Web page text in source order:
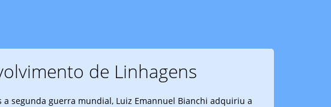
de Linhagens
a segunda guerra mundial, Luiz Emannuel Bianchi adquiriu a